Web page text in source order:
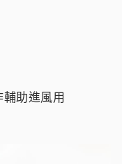
助進風用